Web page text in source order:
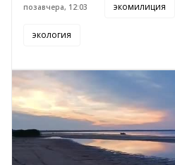
позавчера, 12:03 экомилиция
экология